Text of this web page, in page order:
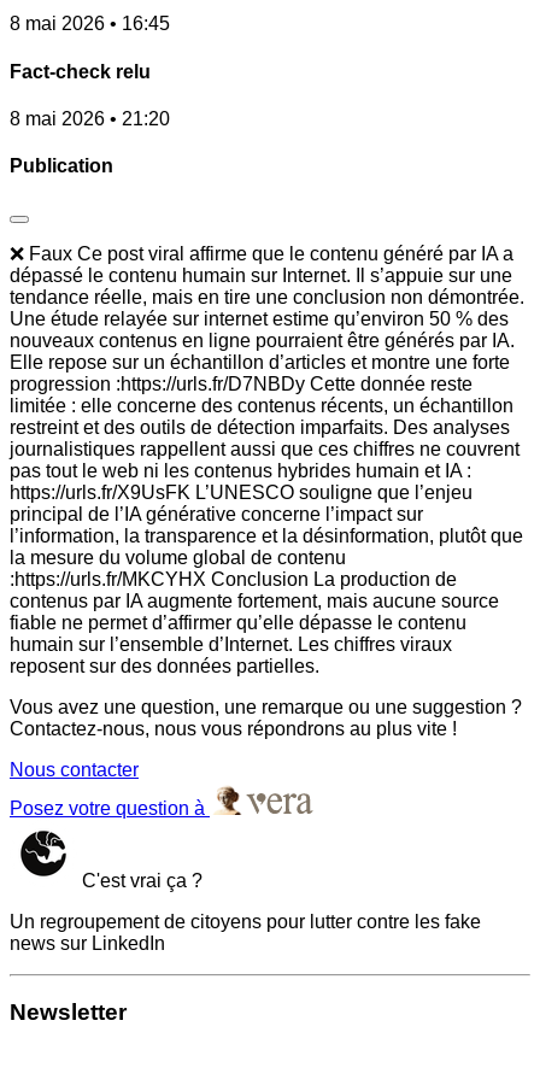
8 mai 2026 • 16:45
Fact-check relu
8 mai 2026 • 21:20
Publication
❌ Faux Ce post viral affirme que le contenu généré par IA a
dépassé le contenu humain sur Internet. Il s’appuie sur une
tendance réelle, mais en tire une conclusion non démontrée.
Une étude relayée sur internet estime qu’environ 50 % des
nouveaux contenus en ligne pourraient être générés par IA.
Elle repose sur un échantillon d’articles et montre une forte
progression :https://urls.fr/D7NBDy Cette donnée reste
limitée : elle concerne des contenus récents, un échantillon
restreint et des outils de détection imparfaits. Des analyses
journalistiques rappellent aussi que ces chiffres ne couvrent
pas tout le web ni les contenus hybrides humain et IA :
https://urls.fr/X9UsFK L’UNESCO souligne que l’enjeu
principal de l’IA générative concerne l’impact sur
l’information, la transparence et la désinformation, plutôt que
la mesure du volume global de contenu
:https://urls.fr/MKCYHX Conclusion La production de
contenus par IA augmente fortement, mais aucune source
fiable ne permet d’affirmer qu’elle dépasse le contenu
humain sur l’ensemble d’Internet. Les chiffres viraux
reposent sur des données partielles.
Vous avez une question, une remarque ou une suggestion ?
Contactez-nous, nous vous répondrons au plus vite !
Nous contacter
Posez votre question à
C'est vrai ça ?
Un regroupement de citoyens pour lutter contre les fake
news sur LinkedIn
Newsletter